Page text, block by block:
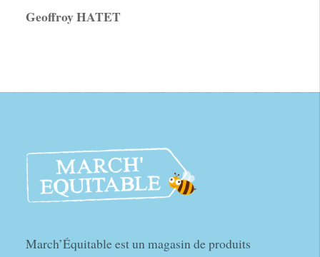
Geoffroy HATET
March’Équitable est un magasin de produits